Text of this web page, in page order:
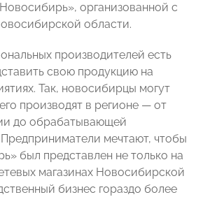
организованной с
области.
производителей есть
свою продукцию на
Так, новосибирцы могут
производят в регионе — от
до обрабатывающей
мечтают, чтобы
был представлен не только на
магазинах Новосибирской
бизнес гораздо более